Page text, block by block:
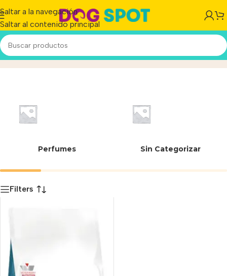
Saltar a la navegación
Saltar al contenido principal
7896181215370Inicio/Producto
Perfumes Sin Categorizar
Filters